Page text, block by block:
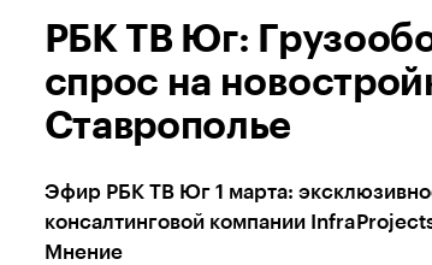
РБК ТВ Юг:
спрос на
Ставрополье
Эфир РБК ТВ Юг 1 марта:
консалтинговой компании
Мнение